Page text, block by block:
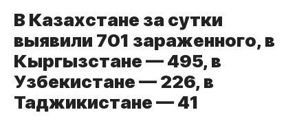
В Казахстане за сутки
выявили 701 зараженного, в
Кыргызстане — 495, в
Узбекистане — 226, в
Таджикистане— 41